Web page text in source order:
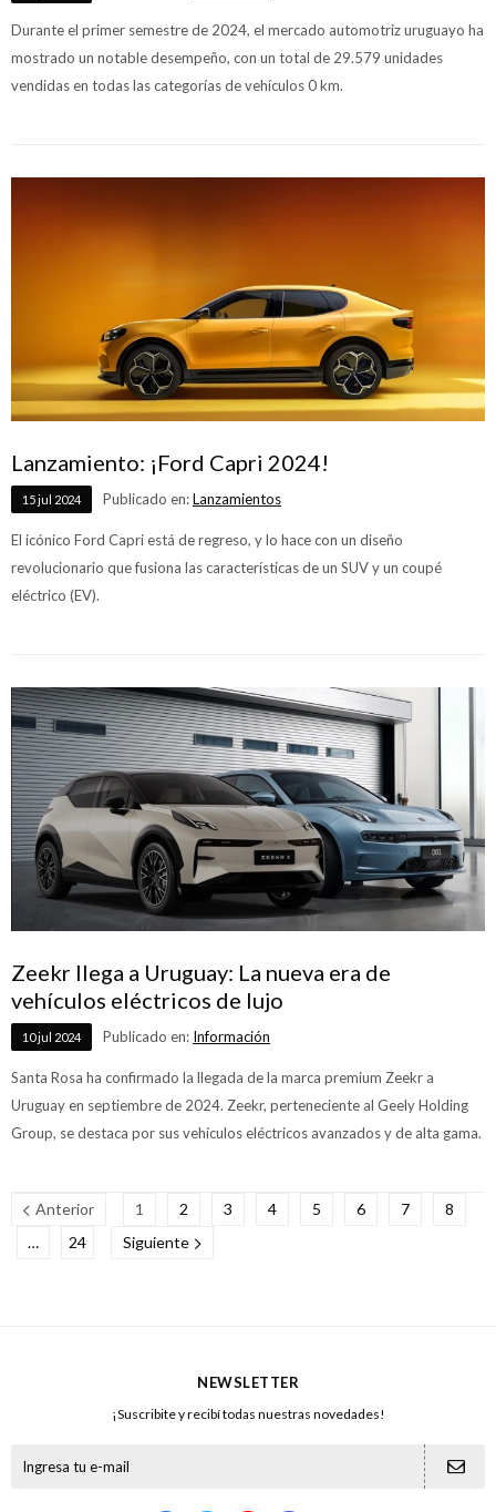
Durante el primer semestre de 2024, el mercado automotriz uruguayo ha
mostrado un notable desempeño, con un total de 29.579 unidades
vendidas en todas las categorías de vehículos 0 km.
Lanzamiento: ¡Ford Capri 2024!
15jul 2024 Publicado en:Lanzamientos
El icónico Ford Capri está de regreso, y lo hace con un diseño
revolucionario que fusiona las características de un SUV y un coupé
eléctrico (EV).
Zeekr llega a Uruguay: La nueva era de
vehículos eléctricos de lujo
10jul 2024 Publicado en: Información
Santa Rosa ha confirmado la llegada de la marca premium Zeekr a
Uruguay en septiembre de 2024. Zeekr, perteneciente al Geely Holding
Group, se destaca por sus vehículos eléctricos avanzados y de alta gama.
Anterior 1 2 3 4 5 6 7
8
…
24 Siguiente
NEWSLETTER
¡Suscribite y recibí todas nuestras novedades!